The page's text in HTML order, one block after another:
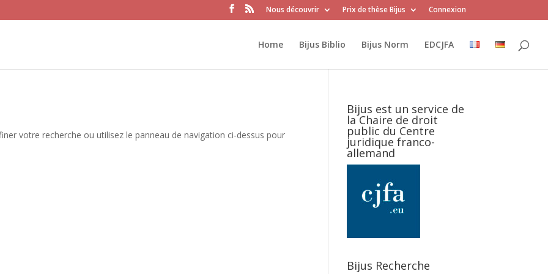
Nous découvrir Prix de thèse Bijus Connexion
Home Bijus Biblio Bijus Norm EDCJFA
votre recherche ou utilisez le panneau de navigation ci-dessus pour
Bijus est un service de
la Chaire de droit
public du Centre
juridique franco-
allemand
Bijus Recherche